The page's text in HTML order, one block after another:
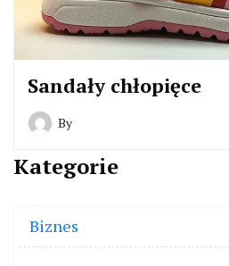
Sandały chłopięce
By
Kategorie
Biznes